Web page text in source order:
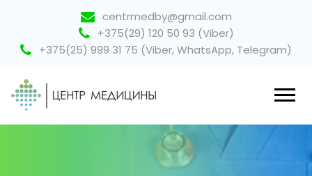
centrmedby@gmail.com
+375(29) 120 50 93 (Viber)
+375(25) 999 31 75 (Viber, WhatsApp, Telegram)